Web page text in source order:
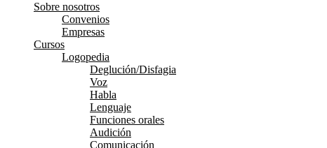
Sobre nosotros
Convenios
Empresas
Cursos
Logopedia
Deglución/Disfagia
Voz
Habla
Lenguaje
Funciones orales
Audición
Comunicación